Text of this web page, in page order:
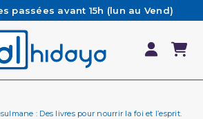
passées avant 15h (lun au Vend)
et expédiées le jour même
? Retrouvez notre FAQ
à partir de 65€ d'achat*
: Des livres pour nourrir la foi et l’esprit.